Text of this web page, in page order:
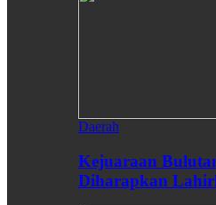
Daerah
Kejuaraan
Diharapkan